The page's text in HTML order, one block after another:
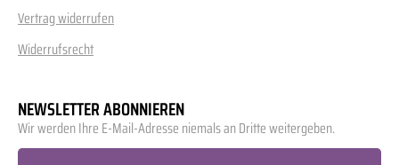
Vertrag widerrufen
Widerrufsrecht
NEWSLETTER ABONNIEREN
Wir werden Ihre E-Mail-Adresse niemals an Dritte weitergeben.